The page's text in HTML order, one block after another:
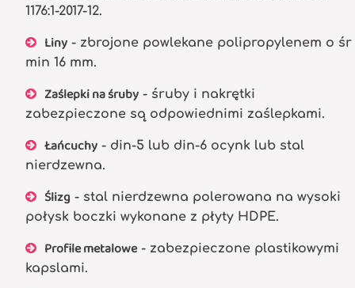
1176:1-2017-12.
Liny - zbrojone powlekane polipropylenem o śr
min 16 mm.
Zaślepki na śruby - śruby i nakrętki
zabezpieczone są odpowiednimi zaślepkami.
Łańcuchy - din-5 lub din-6 ocynk lub stal
nierdzewna.
Ślizg - stal nierdzewna polerowana na wysoki
połysk boczki wykonane z płyty HDPE.
Profile metalowe- zabezpieczone plastikowymi
kapslami.